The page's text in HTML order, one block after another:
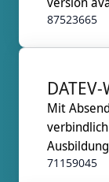
https://
What is
of the
First, we
contact
Next, we
and
87523665
und
Mit
71159045